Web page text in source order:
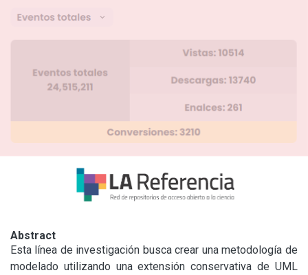
Abstract
Esta línea de investigación busca crear una metodología de
modelado utilizando una extensión conservativa de UML